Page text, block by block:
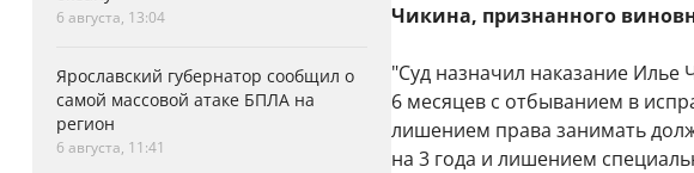
6 августа, 13:04
Ярославский губернатор сообщил о
самой массовой атаке БПЛА на
регион
6 августа, 11:41
Чикина, признанного
"Суд назначил наказание Илье
6 месяцев с отбыванием в
лишением права занимать
на 3 года и лишением